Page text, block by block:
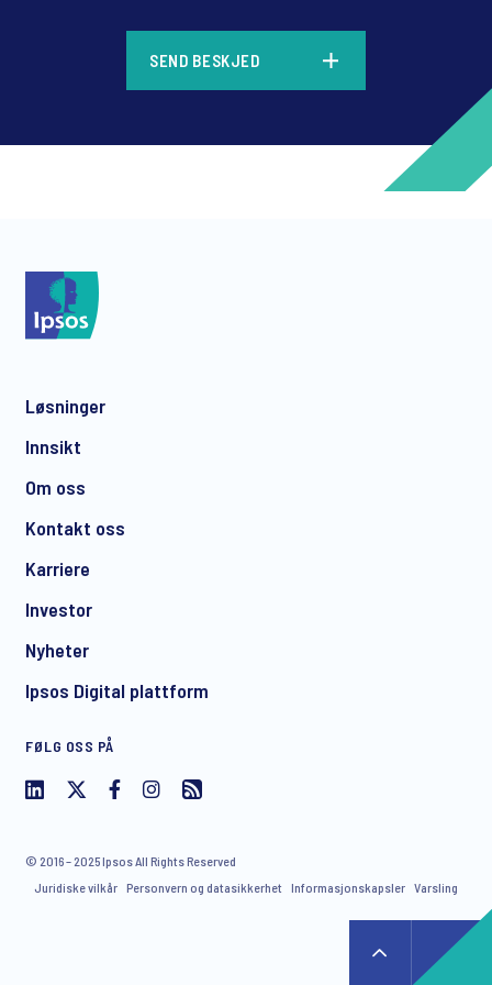
NEEDS:
Contact Bente Dahlum
communication about products and services including
SEND BESKJED
Løsninger
Innsikt
Om oss
Kontakt oss
Karriere
Investor
Nyheter
Ipsos Digital plattform
FØLG OSS PÅ
© 2016 – 2025 Ipsos All Rights Reserved
Juridiske vilkår Personvern og datasikkerhet Informasjonskapsler Varsling